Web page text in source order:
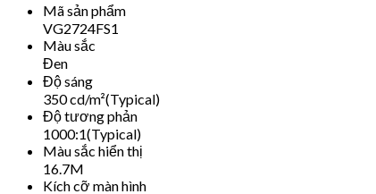
Mã sản phẩm
VG2724FS1
Màu sắc
Đen
Độ sáng
350 cd/m²(Typical)
Độ tương phản
1000:1(Typical)
Màu sắc hiển thị
16.7M
Kích cỡ màn hình